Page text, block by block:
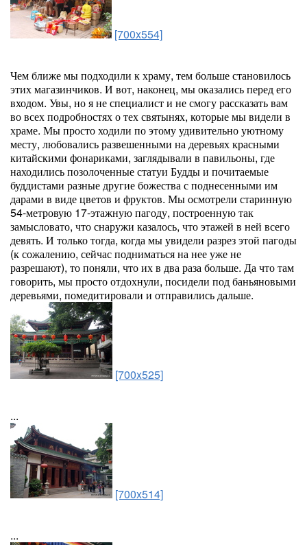
[700x554]
Чем ближе мы подходили к храму, тем больше становилось
этих магазинчиков. И вот, наконец, мы оказались перед его
входом. Увы, но я не специалист и не смогу рассказать вам
во всех подробностях о тех святынях, которые мы видели в
храме. Мы просто ходили по этому удивительно уютному
месту, любовались развешенными на деревьях красными
китайскими фонариками, заглядывали в павильоны, где
находились позолоченные статуи Будды и почитаемые
буддистами разные другие божества с поднесенными им
дарами в виде цветов и фруктов. Мы осмотрели старинную
54-метровую 17-этажную пагоду, построенную так
замысловато, что снаружи казалось, что этажей в ней всего
девять. И только тогда, когда мы увидели разрез этой пагоды
(к сожалению, сейчас подниматься на нее уже не
разрешают), то поняли, что их в два раза больше. Да что там
говорить, мы просто отдохнули, посидели под баньяновыми
деревьями, помедитировали и отправились дальше.
[700x525]
...
[700x514]
...